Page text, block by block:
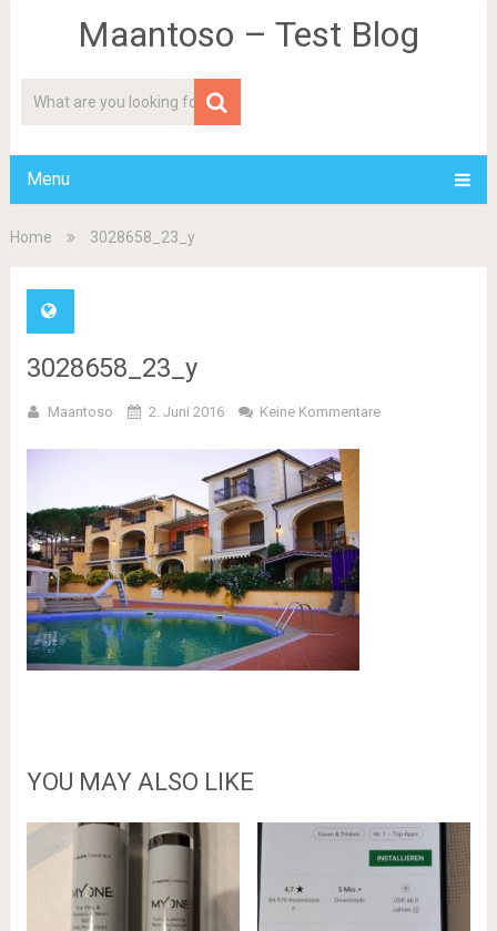
Maantoso – Test Blog
Menu
Home 3028658_23_y
3028658_23_y
Maantoso 2. Juni 2016 Keine Kommentare
YOU MAY ALSO LIKE